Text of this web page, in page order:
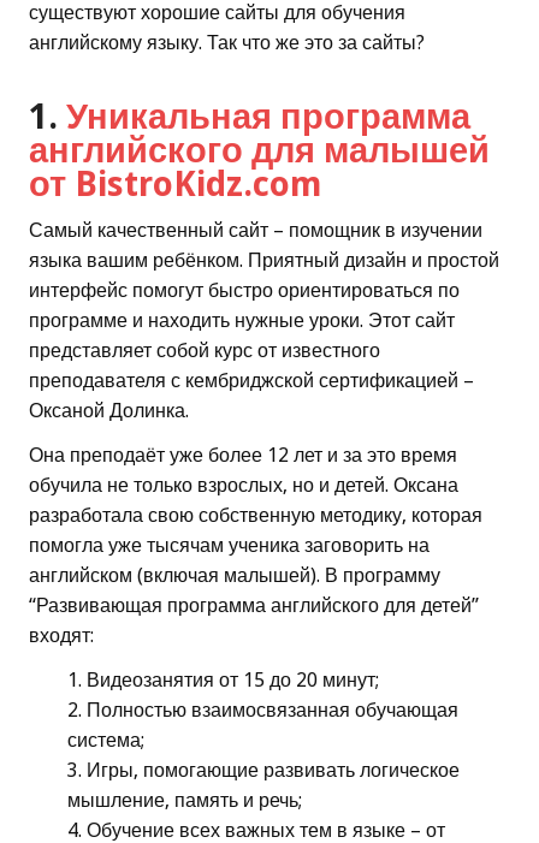
существуют хорошие сайты для обучения
английскому языку. Так что же это за сайты?
1. Уникальная программа
английского для малышей
от BistroKidz.com
Самый качественный сайт – помощник в изучении
языка вашим ребёнком. Приятный дизайн и простой
интерфейс помогут быстро ориентироваться по
программе и находить нужные уроки. Этот сайт
представляет собой курс от известного
преподавателя с кембриджской сертификацией –
Оксаной Долинка.
Она преподаёт уже более 12 лет и за это время
обучила не только взрослых, но и детей. Оксана
разработала свою собственную методику, которая
помогла уже тысячам ученика заговорить на
английском (включая малышей). В программу
“Развивающая программа английского для детей”
входят:
Видеозанятия от 15 до 20 минут;
Полностью взаимосвязанная обучающая
система;
Игры, помогающие развивать логическое
мышление, память и речь;
Обучение всех важных тем в языке – от